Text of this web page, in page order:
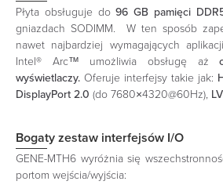
Płyta obsługuje do96 GB pamięci
gniazdach SODIMM. W ten sposób
nawet najbardziej wymagających
Intel® Arc™ umożliwia obsługę aż
wyświetlaczy. Oferuje interfejsy takie jak:
DisplayPort 2.0 (do 7680×4320@60Hz),
Bogaty zestaw interfejsów I/O
GENE-MTH6 wyróżnia się
portom wejścia/wyjścia:​